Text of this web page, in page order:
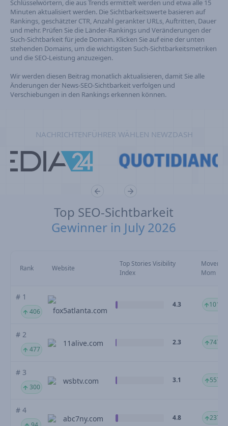
Schlüsselwörtern, die aus Trends ermittelt werden und etwa alle 15
Minuten aktualisiert werden. Die Sichtbarkeitswerte basieren auf
Rankings, geschätzter CTR, Anzahl gerankter URLs, Auftritten, Dauer
und mehr. Prüfen Sie die Länder-Rankings und Veränderungen der
Such-Sichtbarkeit für jede Domain. Klicken Sie auf eine der unten
stehenden Domains, um die wichtigsten Such-Sichtbarkeitsmetriken
und die SEO-Leistung anzuzeigen.
Wir werden diesen Beitrag monatlich aktualisieren, damit Sie alle
Änderungen der News-SEO-Sichtbarkeit verfolgen und
Verschiebungen in den Rankings erkennen können.
NACHRICHTENFÜHRER WÄHLEN NEWZDASH
Top SEO-Sichtbarkeit
Gewinner in July 2026
Rank Website
Top Stories Visibility
Index
Mom
# 1
406 fox5atlanta.com
4.3
# 2
477
11alive.com 2.3
# 3
300
wsbtv.com 3.1
# 4
abc7ny.com 4.8